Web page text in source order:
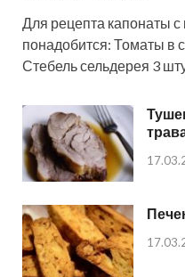
Для рецепта капонаты
понадобится: Томаты в
Стебель сельдерея 3